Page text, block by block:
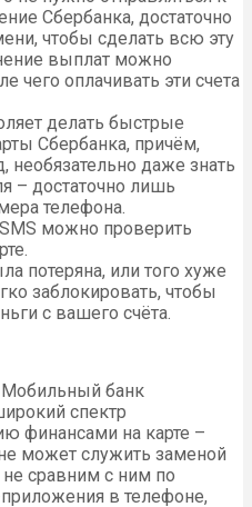
Сбербанка, достаточно
чтобы сделать всю эту
выплат можно
чего оплачивать эти счета
делать быстрые
Сбербанка, причём,
необязательно даже знать
– достаточно лишь
телефона.
можно проверить
потеряна, или того хуже
заблокировать, чтобы
с вашего счёта.
банк
спектр
финансами на карте –
может служить заменой
сравним с ним по
в телефоне,